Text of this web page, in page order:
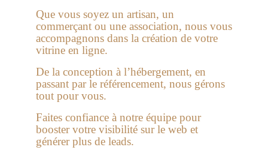
Que vous soyez un artisan, un
commerçant ou une association, nous vous
accompagnons dans la création de votre
vitrine en ligne.
De la conception à l’hébergement, en
passant par le référencement, nous gérons
tout pour vous.
Faites confiance à notre équipe pour
booster votre visibilité sur le web et
générer plus de leads.